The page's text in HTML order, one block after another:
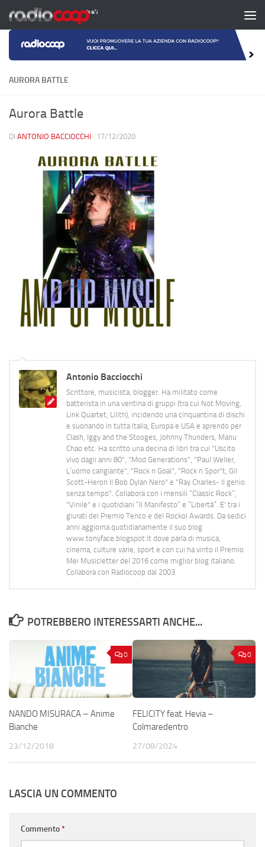
Salta al contenuto
AURORA BATTLE
Aurora Battle
DI ANTONIO BACCIOCCHI · 17/12/2020
Antonio Bacciocchi
Scrittore, musicista, blogger. Ha militato come
batterista in una ventina di gruppi (tra cui Not Moving,
Link Quartet, Lilith), incidendo una cinquantina di dischi
e suonando in tutta Italia, Europa e USA e aprendo per
Clash, Iggy and the Stooges, Johnny Thunders, Manu
Chao etc. Ha scritto una decina di libri tra cui "Uscito
vivo dagli anni 80", "Mod Generations", "Paul Weller,
L’uomo cangiante", "Rock n Goal", "Rock n Spor"t, Gil
Scott-Heron Il Bob Dylan Nero" e "Ray Charles- Il genio
senza tempo". Collabora con i mensili “Classic Rock”,
"Vinile" e i quotidiani “Il Manifesto” e “Libertà”. E' tra i
giurati del Premio Tenco e del Rockol Awards. Da sedici
anni aggiorna quotidianamente il suo blog
www.tonyface.blogspot.it dove parla di musica,
cinema, culture varie, sport e con cui ha vinto il Premio
Mei Musicletter del 2016 come miglior blog italiano.
Collabora con Radiocoop dal 2003.
POTREBBERO INTERESSARTI ANCHE...
0
NANDO MISURACA – Anime
Bianche
23/12/2018
0
FELICITY feat. Hevia –
Colmaredentro
27/08/2024
LASCIA UN COMMENTO
Commento*